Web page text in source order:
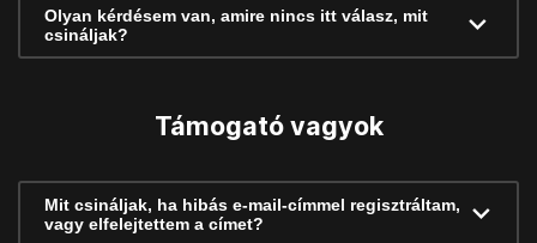
Olyan kérdésem van, amire nincs itt válasz, mit
csináljak?
Támogató vagyok
Mit csináljak, ha hibás e-mail-címmel regisztráltam,
vagy elfelejtettem a címet?